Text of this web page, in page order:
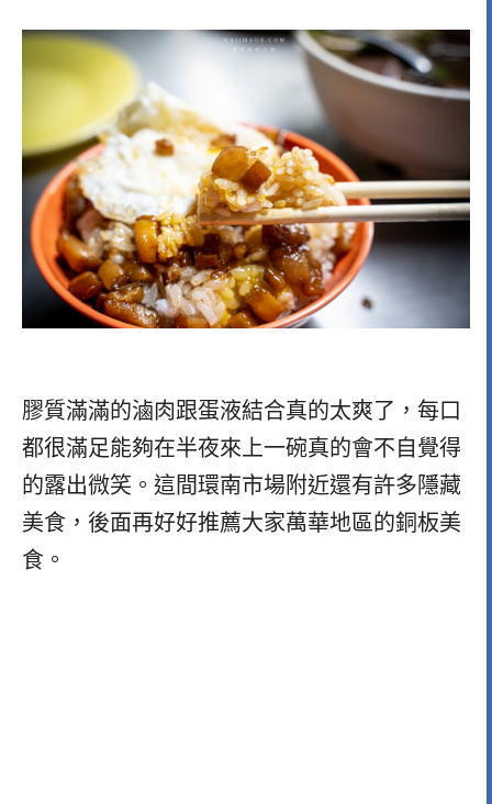
膠質滿滿的滷肉跟蛋液結合真的太爽了，每口
都很滿足能夠在半夜來上一碗真的會不自覺得
的露出微笑。這間環南市場附近還有許多隱藏
美食，後面再好好推薦大家萬華地區的銅板美
食。